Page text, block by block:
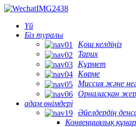
Үй
Біз туралы
Қош келдіңіз
Тарих
Құрмет
Көрме
Миссия және
Орналасқан
адам өнімдері
Әйелдердің
Конвенциялық